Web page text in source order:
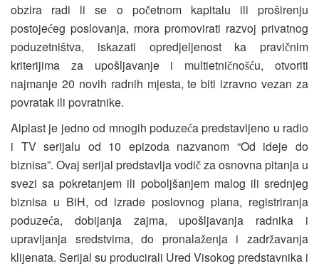
obzira radi li se o početnom kapitalu ili proširenju
postojećeg poslovanja, mora promovirati razvoj privatnog
poduzetništva, iskazati opredjeljenost ka pravičnim
kriterijima za upošljavanje i multietničnošću, otvoriti
najmanje 20 novih radnih mjesta, te biti izravno vezan za
povratak ili povratnike.
Alplast je jedno od mnogih poduzeća predstavljeno u radio
i TV serijalu od 10 epizoda nazvanom “Od ideje do
biznisa”. Ovaj serijal predstavlja vodič za osnovna pitanja u
svezi sa pokretanjem ili poboljšanjem malog ili srednjeg
biznisa u BiH, od izrade poslovnog plana, registriranja
poduzeća, dobijanja zajma, upošljavanja radnika i
upravljanja sredstvima, do pronalaženja i zadržavanja
klijenata. Serijal su producirali Ured Visokog predstavnika i